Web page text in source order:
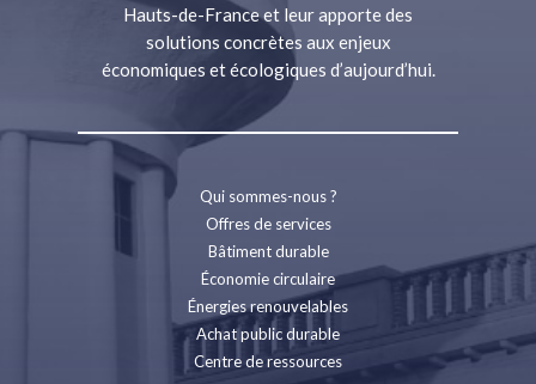
Hauts-de-France et leur apporte des
solutions concrètes aux enjeux
économiques et écologiques d’aujourd’hui.
Qui sommes-nous ?
Offres de services
Bâtiment durable
Économie circulaire
Énergies renouvelables
Achat public durable
Centre de ressources